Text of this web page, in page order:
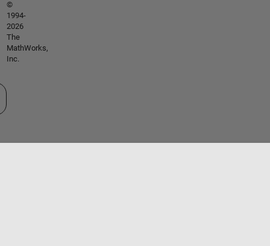
©
1994-
2026
The
MathWorks,
Inc.